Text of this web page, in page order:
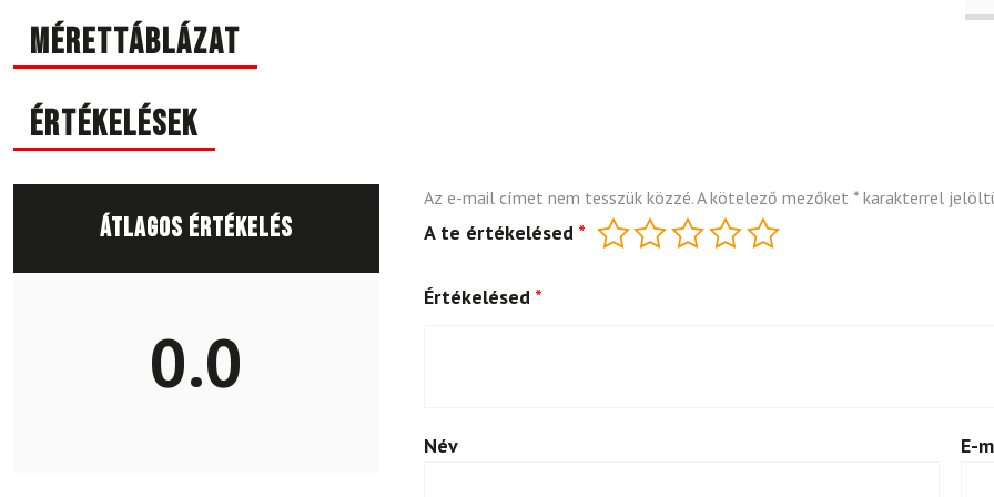
Mérettáblázat
Értékelések
Átlagos értékelés
0.0
Az e-mail címet nem tesszük közzé.A kötelező mezőket *karakterrel
A te értékelésed *
Értékelésed *
Név E-